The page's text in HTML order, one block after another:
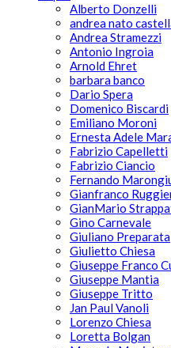
Alberto Donzelli
andrea nato
Andrea Stramezzi
Antonio Ingroia
Arnold Ehret
barbara banco
Dario Spera
Domenico Biscardi
Emiliano Moroni
Ernesta Adele
Fabrizio Capelletti
Fabrizio Ciancio
Fernando
Gianfranco
GianMario
Gino Carnevale
Giuliano Preparata
Giulietto Chiesa
Giuseppe Franco
Giuseppe Mantia
Giuseppe Tritto
Jan Paul Vanoli
Lorenzo Chiesa
Loretta Bolgan